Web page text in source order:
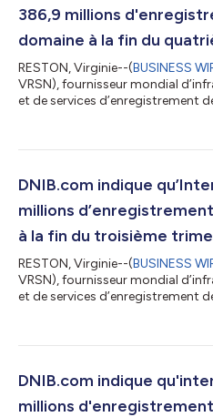
386,9 millions
domaine à la fin du
RESTON, Virginie--(BUSINESS
VRSN), fournisseur mondial
et de services d’enregistrement
trimestre 2025 s’est clôturé
domaines de premier niveau
8,4 millions d’enregistrements...
DNIB.com indique
millions
à la fin du troisième
RESTON, Virginie--(BUSINESS
VRSN), fournisseur mondial
et de services d’enregistrement
troisième trimestre 2025 s’est
domaines de premier niveau
6,8 millions d’enregistrements,...
DNIB.com indique
millions